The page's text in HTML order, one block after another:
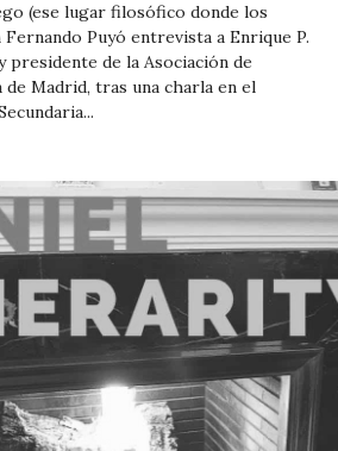
(ese lugar filosófico donde los
Puyó entrevista a Enrique P.
presidente de la Asociación de
Madrid, tras una charla en el